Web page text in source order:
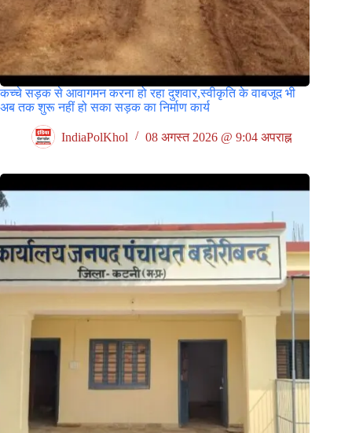
कच्चे सड़क से आवागमन करना हो रहा दुशवार,स्वीकृति के वाबजूद भी
अब तक शुरू नहीं हो सका सड़क का निर्माण कार्य
IndiaPolKhol 08 अगस्त 2026 @ 9:04 अपराह्न